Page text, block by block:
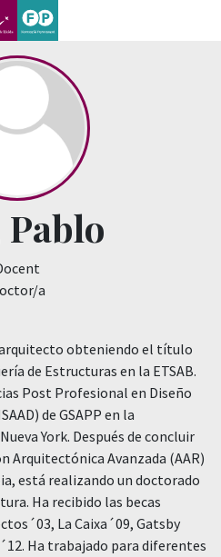
Pablo
a
obteniendo el título
de Estructuras en la ETSAB.
Post Profesional en Diseño
de GSAPP en la
York. Después de concluir
Arquitectónica Avanzada (AAR)
está realizando un doctorado
Ha recibido las becas
La Caixa´09, Gatsby
Ha trabajado para diferentes